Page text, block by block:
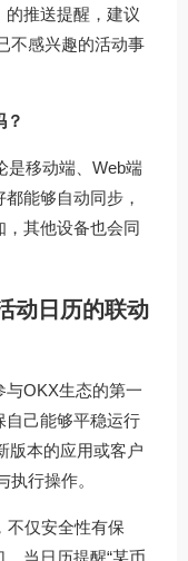
的推送提醒，建议
不感兴趣的活动事
？
是移动端、Web端
能够自动同步，
其他设备也会同
动日历的联动
与OKX生态的第一
自己能够平稳运行
版本的应用或客户
行操作。
不仅安全性有保